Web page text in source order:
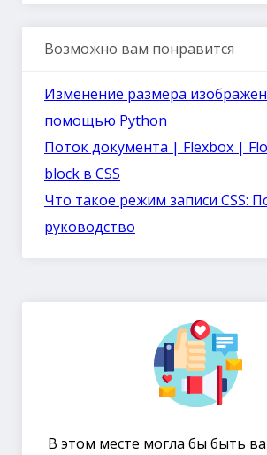
Возможно вам понравится
Изменение размера
помощью Python
Поток документа | Flexbox |
block в CSS
Что такое режим записи CSS:
руководство
В этом месте могла бы быть